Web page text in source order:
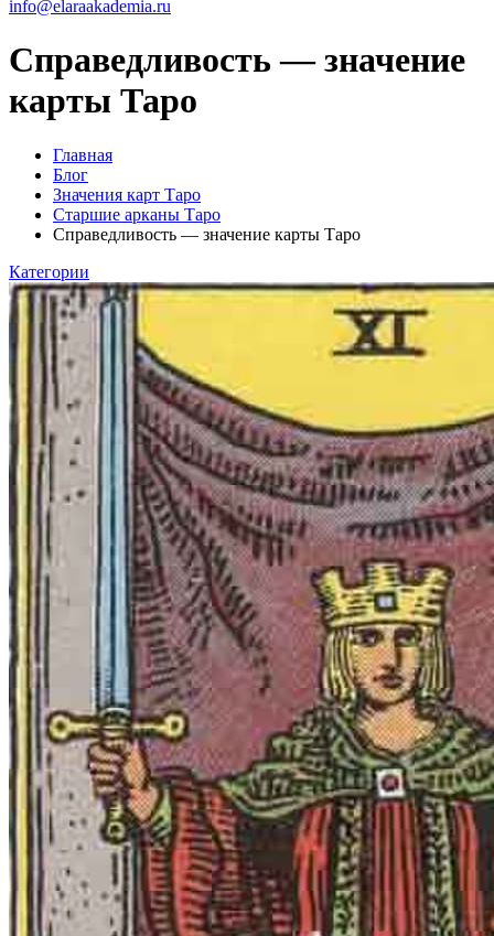
info@elaraakademia.ru
Справедливость — значение
карты Таро
Главная
Блог
Значения карт Таро
Старшие арканы Таро
Справедливость — значение карты Таро
Категории